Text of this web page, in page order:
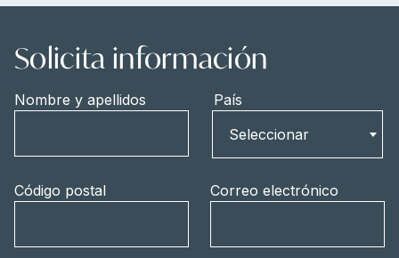
Solicita información
Nombre y apellidos
País
Seleccionar
Código postal Correo electrónico